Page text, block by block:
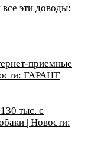
эти доводы:
приемные
ГАРАНТ
тыс. с
| Новости: